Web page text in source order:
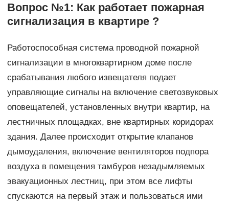
Вопрос №1: Как работает пожарная
сигнализация в квартире ?
Работоспособная система проводной пожарной
сигнализации в многоквартирном доме после
срабатывания любого извещателя подает
управляющие сигналы на включение светозвуковых
оповещателей, установленных внутри квартир, на
лестничных площадках, вне квартирных коридорах
здания. Далее происходит открытие клапанов
дымоудаления, включение вентиляторов подпора
воздуха в помещения тамбуров незадымляемых
эвакуационных лестниц, при этом все лифты
спускаются на первый этаж и пользоваться ими